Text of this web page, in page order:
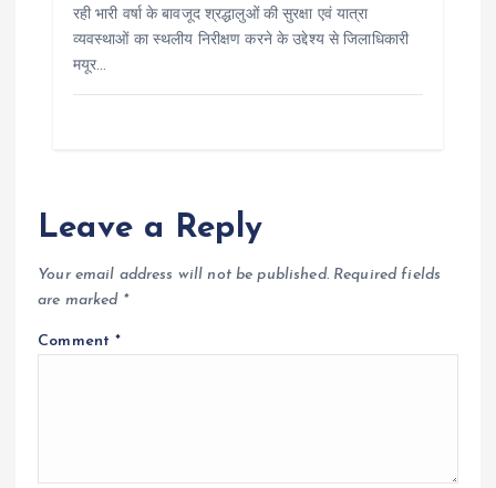
रही भारी वर्षा के बावजूद श्रद्धालुओं की सुरक्षा एवं यात्रा
व्यवस्थाओं का स्थलीय निरीक्षण करने के उद्देश्य से जिलाधिकारी
मयूर…
Leave a Reply
Your email address will not be published. Required fields
are marked *
Comment*